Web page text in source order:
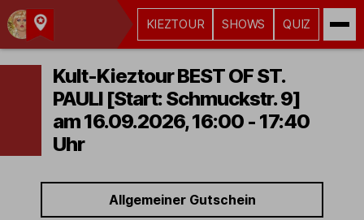
Kult-
Kieztouren
Hamburg
KIEZTOUR SHOWS QUIZ
Kult-Kieztour BEST OF ST.
PAULI [Start: Schmuckstr. 9]
am 16.09.2026, 16:00 - 17:40
Uhr
Allgemeiner Gutschein